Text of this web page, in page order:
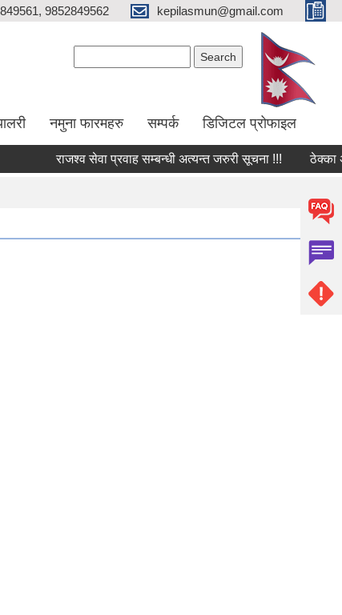
9852849562 kepilasmun@gmail.com
नमुना फारमहरु सम्पर्क डिजिटल प्रोफाइल
राजश्व सेवा प्रवाह सम्बन्धी अत्यन्त जरुरी सूचना !!! ठेक्का